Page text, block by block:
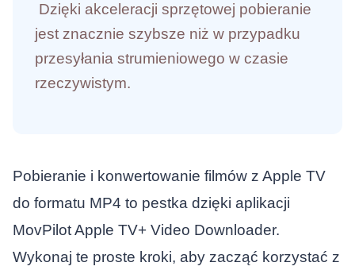
Dzięki akceleracji sprzętowej pobieranie
jest znacznie szybsze niż w przypadku
przesyłania strumieniowego w czasie
rzeczywistym.
Pobieranie i konwertowanie filmów z Apple TV
do formatu MP4 to pestka dzięki aplikacji
MovPilot Apple TV+ Video Downloader.
Wykonaj te proste kroki, aby zacząć korzystać z